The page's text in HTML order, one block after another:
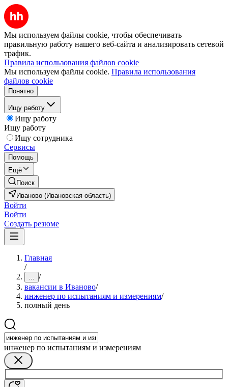
Мы используем файлы cookie, чтобы обеспечивать
правильную работу нашего веб-сайта и анализировать сетевой
трафик.
Правила использования файлов cookie
Мы используем файлы cookie. Правила использования
файлов cookie
Понятно
Ищу работу
Ищу работу
Ищу работу
Ищу сотрудника
Сервисы
Помощь
Ещё
Поиск
Иваново (Ивановская область)
Войти
Войти
Создать резюме
Главная
/
... /
вакансии в Иваново/
инженер по испытаниям и измерениям/
полный день
инженер по испытаниям и измерениям